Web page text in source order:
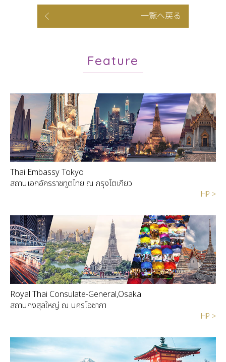
一覧へ戻る
Feature
Thai Embassy Tokyo
สถานเอกอัครราชทูตไทย ณ กรุงโตเกียว
HP >
Royal Thai Consulate-General,Osaka
สถานกงสุลใหญ่ ณ นครโอซากา
HP >